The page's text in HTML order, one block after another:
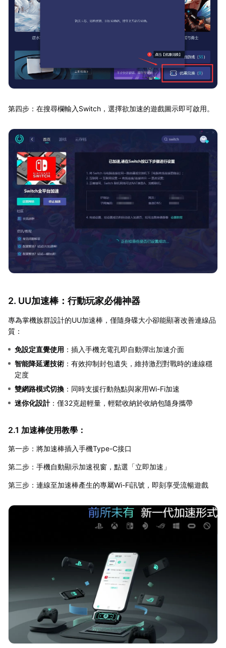
第四步：在搜尋欄輸入Switch，選擇欲加速的遊戲圖示即可啟用。
2. UU加速棒：行動玩家必備神器
專為掌機族群設計的UU加速棒，僅隨身碟大小卻能顯著改善連線品
質：
免設定直覺使用 ：插入手機充電孔即自動彈出加速介面
智能降延遲技術 ：有效抑制封包遺失，維持激烈對戰時的連線穩
定度
雙網路模式切換 ：同時支援行動熱點與家用Wi-Fi加速
迷你化設計：僅32克超輕量，輕鬆收納於收納包隨身攜帶
2.1 加速棒使用教學：
第一步：將加速棒插入手機Type-C接口
第二步：手機自動顯示加速視窗，點選「立即加速」
第三步：連線至加速棒產生的專屬Wi-Fi訊號，即刻享受流暢遊戲